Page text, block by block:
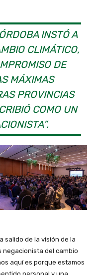
INSTÓ A
CLIMÁTICO,
DE
MÁXIMAS
PROVINCIAS
COMO UN
salido de la visión de la
negacionista del cambio
aquí es porque estamos